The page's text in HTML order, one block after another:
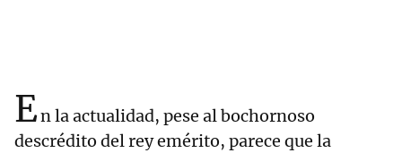
En la actualidad, pese al bochornoso
descrédito del rey emérito, parece que la